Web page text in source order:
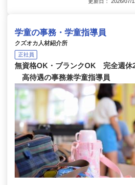
学童の事務・学童指導員
クズオカ人材紹介所
正社員
無資格OK・ブランクOK 完全週休2
高待遇の事務兼学童指導員